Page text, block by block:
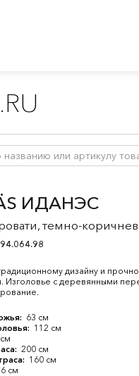
ИДАНЭС
темно-
дизайну и
Изголовье с деревянными
63 см
112 см
200 см
160 см
см